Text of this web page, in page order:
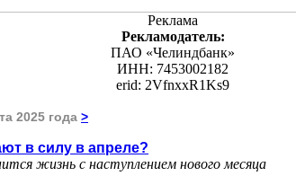
Реклама
Рекламодатель:
ПАО «Челиндбанк»
ИНН: 7453002182
erid: 2VfnxxR1Ks9
2025 года >
в силу в апреле?
жизнь с наступлением нового месяца